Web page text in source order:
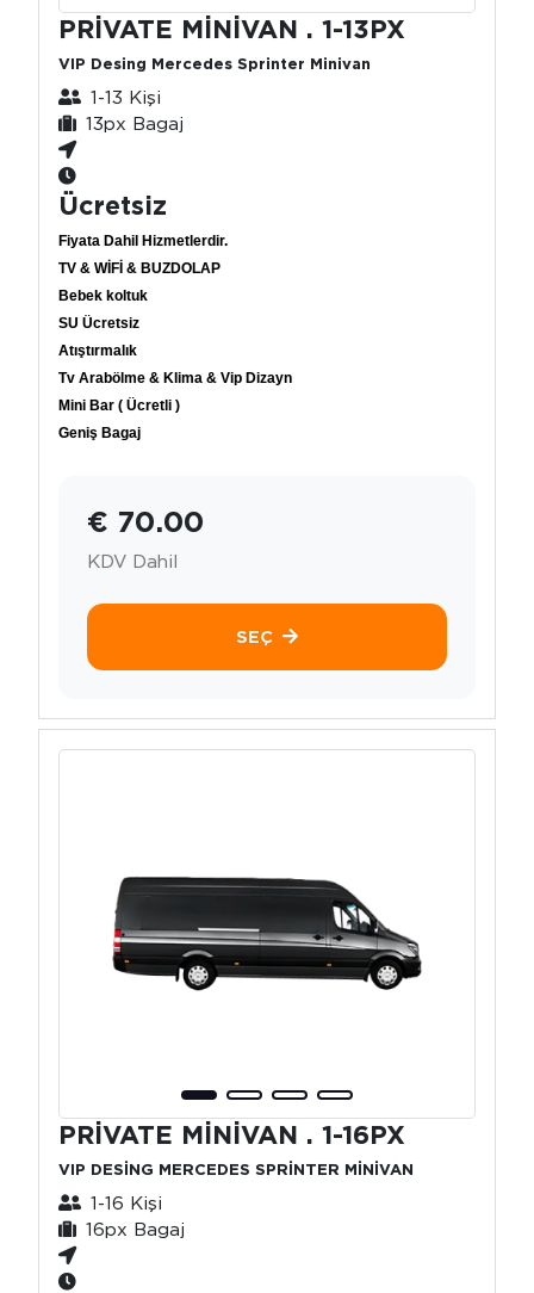
PRİVATE MİNİVAN . 1-13PX
VIP Desing Mercedes Sprinter Minivan
1-13 Kişi
13px Bagaj
Ücretsiz
Fiyata Dahil Hizmetlerdir.
TV & WİFİ & BUZDOLAP
Bebek koltuk
SU Ücretsiz
Atıştırmalık
Tv Arabölme & Klima & Vip Dizayn
Mini Bar ( Ücretli )
Geniş Bagaj
€ 70.00
KDV Dahil
SEÇ
PRİVATE MİNİVAN . 1-16PX
VIP DESİNG MERCEDES SPRİNTER MİNİVAN
1-16 Kişi
16px Bagaj